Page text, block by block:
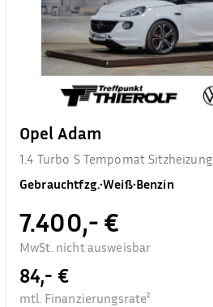
Opel Adam
1.4 Turbo S Tempomat Sitzheizung
Gebrauchtfzg.•Weiß•Benzin
7.400,- €
MwSt. nicht ausweisbar
84,- €
mtl. Finanzierungsrate²